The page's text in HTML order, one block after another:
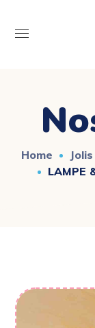
Home
LAMPE